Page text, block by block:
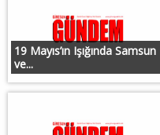
19 Mayıs’ın Işığında Samsun
ve...